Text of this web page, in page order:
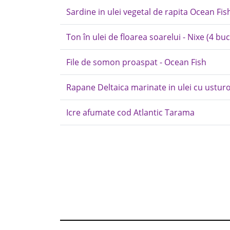
Sardine in ulei vegetal de rapita Ocean
Ton în ulei de floarea soarelui - Nixe (4
File de somon proaspat - Ocean Fish
Rapane Deltaica marinate in ulei cu
Icre afumate cod Atlantic Tarama